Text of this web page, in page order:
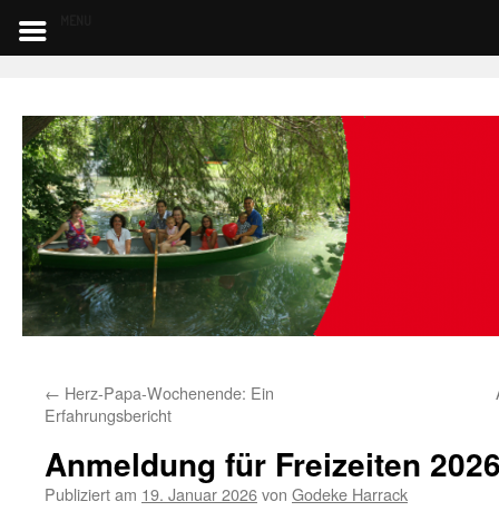
← Herz-Papa-Wochenende: Ein
Erfahrungsbericht
Anmeldung für Freizeiten
Publiziert am 19. Januar 2026von Godeke Harrack